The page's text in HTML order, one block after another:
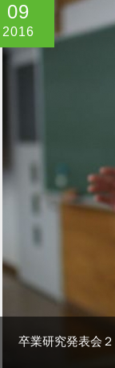
09
2016
卒業研究発表会２